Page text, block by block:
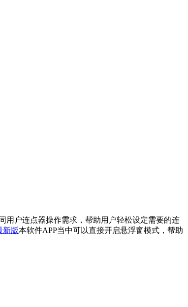
用户连点器操作需求，帮助用户轻松设定需要的连
新版本软件APP当中可以直接开启悬浮窗模式，帮助